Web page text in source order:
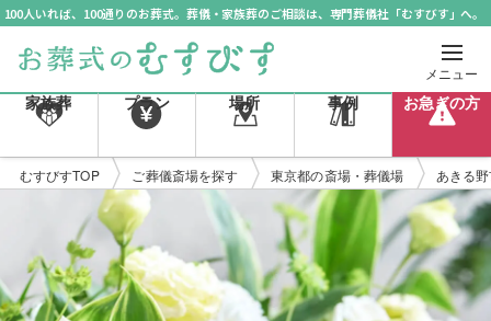
100人いれば、100通りのお葬式。葬儀・家族葬のご相談は、専門葬儀社「むすびす」へ。
メニュー
家族葬 プラン 場所 事例 お急ぎの方
むすびすTOP ご葬儀斎場を探す 東京都の斎場・葬儀場 あきる